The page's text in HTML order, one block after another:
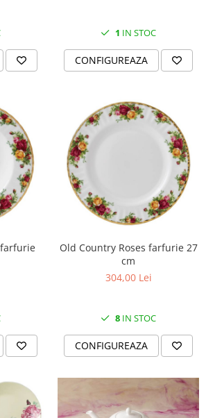
1 IN STOC
CONFIGUREAZA
Old Country Roses farfurie 27
cm
304,00 Lei
8 IN STOC
CONFIGUREAZA